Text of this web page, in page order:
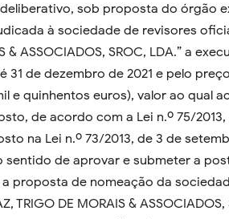
sob proposta do órgão
à sociedade de revisores
& ASSOCIADOS, SROC, LDA.” a
de dezembro de 2021 e pelo
e quinhentos euros), valor ao qual
de acordo com a Lei n.º 75/
na Lei n.º 73/2013, de 3 de
sentido de aprovar e submeter a
proposta de nomeação da
TRIGO DE MORAIS &